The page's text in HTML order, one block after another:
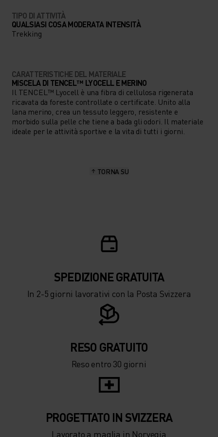
TIPO DI ATTIVITÀ
QUALSIASI COSA MODERATA INTENSITÀ
Trekking
CARATTERISTICHE DEL MATERIALE
MISCELA DI TENCEL™ LYOCELL E MERINO
Il TENCEL™ Lyocell è una fibra di cellulosa rigenerata
ricavata da foreste controllate o certificate. Unito alla
lana merino, crea un tessuto leggero, resistente e
morbido sulla pelle che tiene a bada gli odori. Il materiale
ideale per le attività sportive e la vita di tutti i giorni.
TORNA SU
SPEDIZIONE ​​​​​​GRATUITA
In 2-5 giorni lavorativi con la Posta Svizzera
RESO GRATUITO
Reso entro 30 giorni
PROGETTATO IN SVIZZERA
Lavorato a maglia in Norvegia